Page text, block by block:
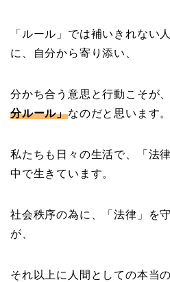
「ルール」では補いきれない
に、自分から寄り添い、
分かち合う意思と行動こそが
分ルール」なのだと思います。
私たちも日々の生活で、「法
中で生きています。
社会秩序の為に、「法律」を
が、
それ以上に人間としての本当